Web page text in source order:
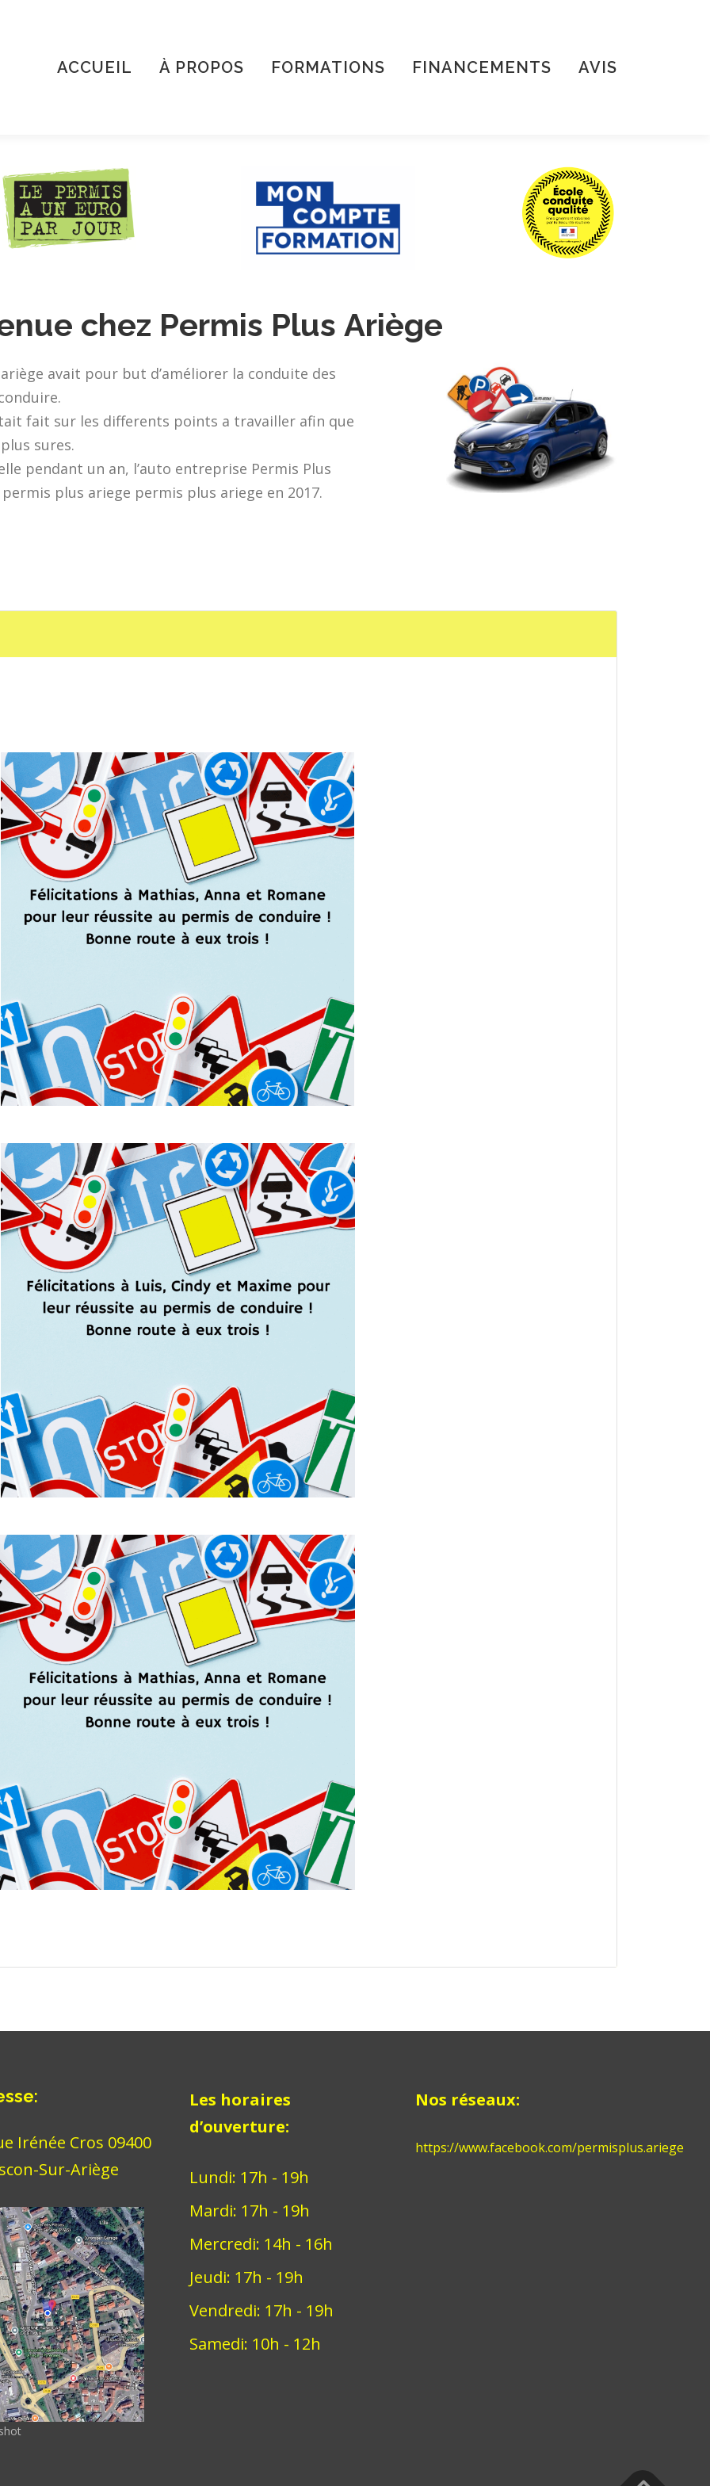
ACCUEIL À PROPOS FORMATIONS FINANCEMENTS AVIS
chez Permis Plus Ariège
avait pour but d’améliorer la conduite des
fait sur les differents points a travailler afin que
sures.
pendant un an, l’auto entreprise Permis Plus
plus ariege permis plus ariege en 2017.
:
Irénée Cros 09400
Sur-Ariège
Les horaires
d’ouverture:
Lundi: 17h - 19h
Mardi: 17h - 19h
Mercredi: 14h - 16h
Jeudi: 17h - 19h
Vendredi: 17h - 19h
Samedi: 10h - 12h
Nos réseaux:
https://www.facebook.com/permisplus.ariege